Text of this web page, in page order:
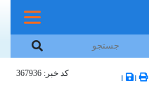
|
|
کد خبر: 367936